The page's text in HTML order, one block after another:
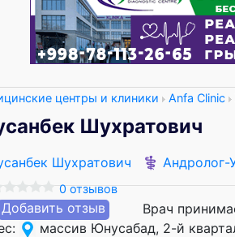
центры и клиники Anfa Clinic
Шухратович
0 отзывов
Добавить отзыв
⚕️ Андролог-
Врач
массив Юнусабад, 2-й